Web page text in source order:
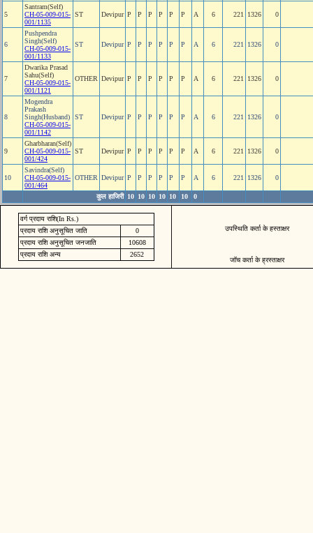
5
Santram(Self)
CH-05-009-015-
001/1135
ST Devipur P P P P P P A 6 221 1326 0
6
Pushpendra
Singh(Self)
CH-05-009-015-
001/1133
ST Devipur P P P P P P A 6 221 1326 0
7
Dwarika Prasad
Sahu(Self)
CH-05-009-015-
001/1121
OTHER Devipur P P P P P P A 6 221 1326 0
8
Mogendra
Prakash
Singh(Husband)
CH-05-009-015-
001/1142
ST Devipur P P P P P P A 6 221 1326 0
9
Gharbharan(Self)
CH-05-009-015-
001/424
ST Devipur P P P P P P A 6 221 1326 0
10
Savindra(Self)
CH-05-009-015-
001/464
OTHER Devipur P P P P P P A 6 221 1326 0
कुल हाजिरी 10 10 10 10 10 10 0
वर्ग प्रदाय राशि(In Rs.)
प्रदाय राशि अनुसूचित जाति
0
प्रदाय राशि अनुसूचित जनजाति
10608
प्रदाय राशि अन्य
2652
उपस्थिति कर्ता के हस्ताक्षर
जॉच कर्ता के ह्रस्ताक्षर